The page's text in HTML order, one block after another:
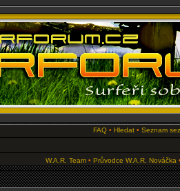
FAQ • Hledat • Seznam
W.A.R. Team• Průvodce W.A.R. Nováčka